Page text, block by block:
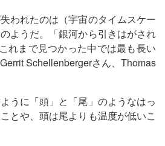
われたのは（宇宙のタイムスケー
ようだ。「銀河から引きはがされ
れまで見つかった中では最も長い
Schellenbergerさん、Thomas
うに「頭」と「尾」のようなはっ
とや、頭は尾よりも温度が低いこ